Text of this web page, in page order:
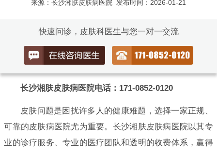
来源：长沙湘肤皮肤病医院 发布时间：2026-01-21
快速问诊，皮肤科医生与您一对一交流
长沙湘肤皮肤病医院电话：171-0852-0120
皮肤问题是困扰许多人的健康难题，选择一家正规、
可靠的皮肤病医院尤为重要。长沙湘肤皮肤病医院以其专
业的诊疗服务、专业的医疗团队和透明的收费体系，赢得